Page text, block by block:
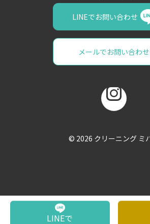
メールでお問い合わせ
LINEでお問い合わせ
© 2026 クリーニング ミ
LINEで